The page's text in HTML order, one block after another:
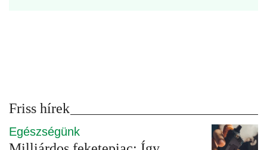
Friss hírek
Egészségünk